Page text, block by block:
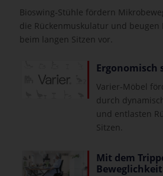
Bioswing‑Stühle fördern
die Rückenmuskulatur und beugen
beim langen Sitzen vor.
Ergonomisch
Varier‑Möbel
durch
und entlasten
Sitzen.
Mit dem